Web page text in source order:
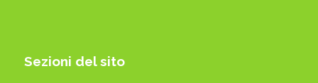
Sezioni del sito